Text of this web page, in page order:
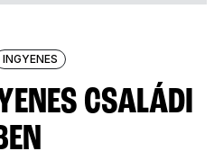
INGYENES
CSALÁDI